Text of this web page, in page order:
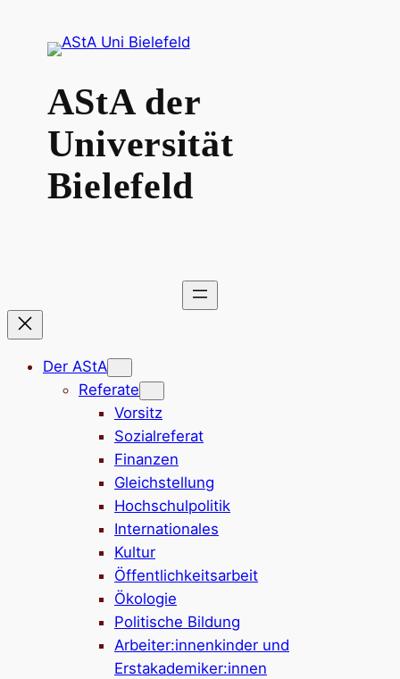
AStA der
Universität
Bielefeld
Der AStA
Referate
Vorsitz
Sozialreferat
Finanzen
Gleichstellung
Hochschulpolitik
Internationales
Kultur
Öffentlichkeitsarbeit
Ökologie
Politische Bildung
Arbeiter:innenkinder und
Erstakademiker:innen